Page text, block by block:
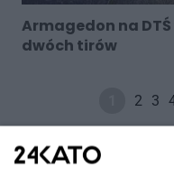
Armagedon na
dwóch tirów
2 3